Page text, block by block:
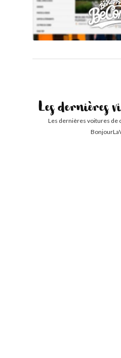
Les dernières
Les dernières voitures de